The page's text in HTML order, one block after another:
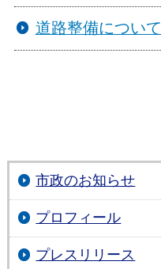
道路整備について
市政のお知らせ
プロフィール
プレスリリース